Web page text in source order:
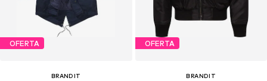
OFERTA
BRANDIT
OFERTA
BRANDIT